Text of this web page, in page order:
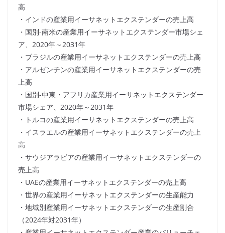
高
・インドの産業用イーサネットエクステンダーの売上高
・国別-南米の産業用イーサネットエクステンダー市場シェ
ア、2020年～2031年
・ブラジルの産業用イーサネットエクステンダーの売上高
・アルゼンチンの産業用イーサネットエクステンダーの売
上高
・国別-中東・アフリカ産業用イーサネットエクステンダー
市場シェア、2020年～2031年
・トルコの産業用イーサネットエクステンダーの売上高
・イスラエルの産業用イーサネットエクステンダーの売上
高
・サウジアラビアの産業用イーサネットエクステンダーの
売上高
・UAEの産業用イーサネットエクステンダーの売上高
・世界の産業用イーサネットエクステンダーの生産能力
・地域別産業用イーサネットエクステンダーの生産割合
（2024年対2031年）